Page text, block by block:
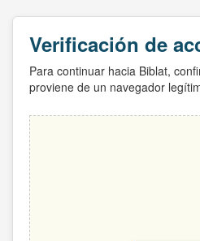
Verificación de
Para continuar hacia Biblat,
proviene de un navegador